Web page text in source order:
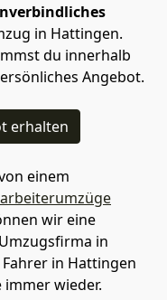
in Hattingen.
du innerhalb
Angebot.
erhalten
einem
wir eine
in
in Hattingen
wieder.